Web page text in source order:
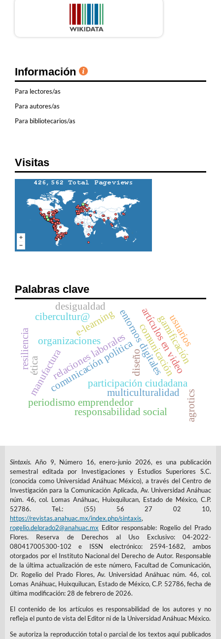
Información
Para lectores/as
Para autores/as
Para bibliotecarios/as
Visitas
Palabras clave
participación ciudadana
entornos digitales
comunicación políticacomunicación
multiculturalidad
relaciones laborales
organizaciones
manufactura
periodismo emprendedor
diseñoartículos en video
ética gamificación
e-learning usuarios
desigualdad
resiliencia
responsabilidad social agrotics
cibercultur@
Sintaxis.Año 9, Número 16, enero-junio 2026, es una publicación
semestral editada por Investigaciones y Estudios Superiores S.C.
(conocida como Universidad Anáhuac México), a través del Centro de
Investigación para la Comunicación Aplicada, Av. Universidad Anáhuac
núm. 46, col. Lomas Anáhuac, Huixquilucan, Estado de México, C.P.
52786. Tel.: (55) 56 27 02 10,
https://revistas.anahuac.mx/index.php/sintaxis,
rogelio.delprado2@anahuac.mx Editor responsable: Rogelio del Prado
Flores. Reserva de Derechos al Uso Exclusivo: 04-2022-
080417005300-102 e ISSN electrónico: 2594-1682, ambos
otorgados por el Instituto Nacional del Derecho de Autor. Responsable
de la última actualización de este número, Facultad de Comunicación,
Dr. Rogelio del Prado Flores, Av. Universidad Anáhuac núm. 46, col.
Lomas Anáhuac, Huixquilucan, Estado de México, C.P. 52786, fecha de
última modificación: 28 de febrero de 2026.
El contenido de los artículos es responsabilidad de los autores y no
refleja el punto de vista del Editor ni de la Universidad Anáhuac México.
Se autoriza la reproducción total o parcial de los textos aquí publicados